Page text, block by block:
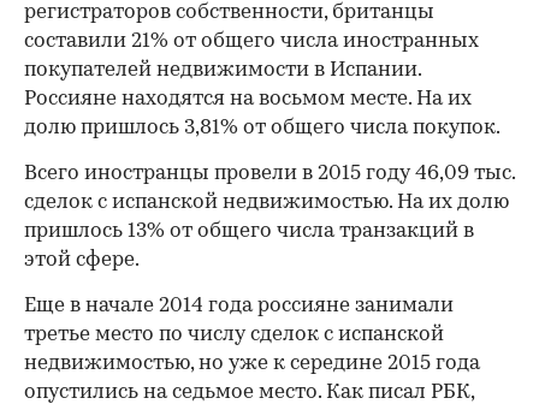
регистраторов собственности, британцы
составили 21% от общего числа иностранных
покупателей недвижимости в Испании.
Россияне находятся на восьмом месте. На их
долю пришлось 3,81% от общего числа покупок.
Всего иностранцы провели в 2015 году 46,09 тыс.
сделок с испанской недвижимостью. На их долю
пришлось 13% от общего числа транзакций в
этой сфере.
Еще в начале 2014 года россияне занимали
третье место по числу сделок с испанской
недвижимостью, но уже к середине 2015 года
опустились на седьмое место. Как писал РБК,